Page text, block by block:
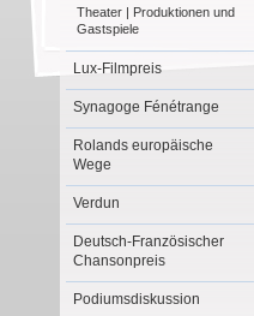
Theater | Produktionen und
Gastspiele
Lux-Filmpreis
Synagoge Fénétrange
Rolands europäische
Wege
Verdun
Deutsch-Französischer
Chansonpreis
Podiumsdiskussion